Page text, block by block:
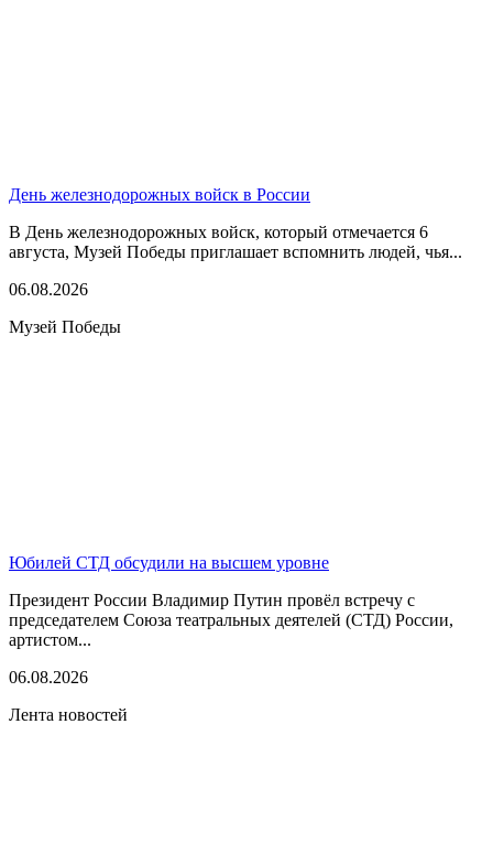
День железнодорожных войск в России
В День железнодорожных войск, который отмечается 6
августа, Музей Победы приглашает вспомнить людей, чья...
06.08.2026
Музей Победы
Юбилей СТД обсудили на высшем уровне
Президент России Владимир Путин провёл встречу с
председателем Союза театральных деятелей (СТД) России,
артистом...
06.08.2026
Лента новостей